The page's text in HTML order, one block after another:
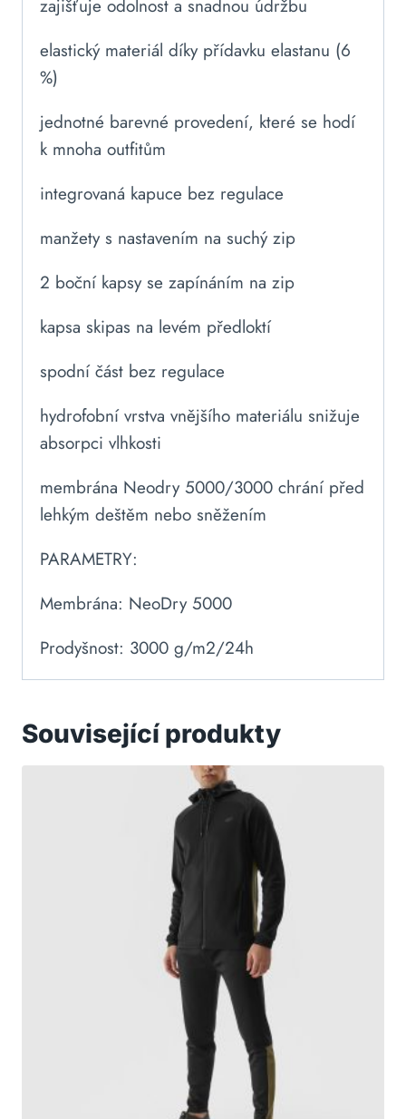
zajišťuje odolnost a snadnou údržbu
elastický materiál díky přídavku elastanu (6
%)
jednotné barevné provedení, které se hodí
k mnoha outfitům
integrovaná kapuce bez regulace
manžety s nastavením na suchý zip
2 boční kapsy se zapínáním na zip
kapsa skipas na levém předloktí
spodní část bez regulace
hydrofobní vrstva vnějšího materiálu snižuje
absorpci vlhkosti
membrána Neodry 5000/3000 chrání před
lehkým deštěm nebo sněžením
PARAMETRY:
Membrána: NeoDry 5000
Prodyšnost: 3000 g/m2/24h
Související produkty